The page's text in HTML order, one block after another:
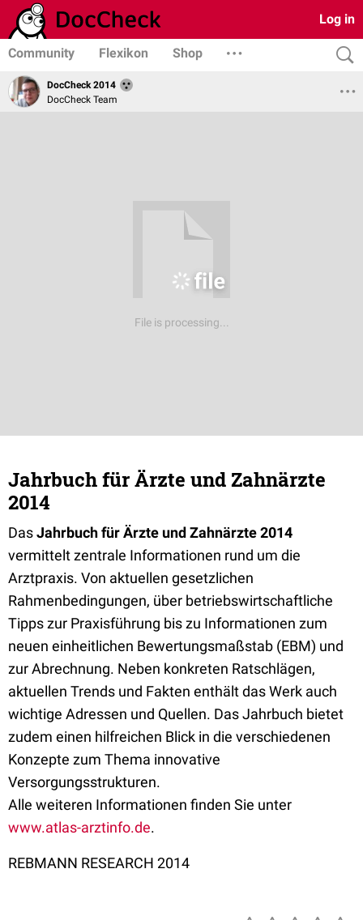
Log in
Community Flexikon Shop
DocCheck 2014
DocCheck Team
File is processing...
Jahrbuch für Ärzte und Zahnärzte
2014
DasJahrbuch für Ärzte und Zahnärzte 2014
vermittelt zentrale Informationen rund um die
Arztpraxis. Von aktuellen gesetzlichen
Rahmenbedingungen, über betriebswirtschaftliche
Tipps zur Praxisführung bis zu Informationen zum
neuen einheitlichen Bewertungsmaßstab (EBM) und
zur Abrechnung. Neben konkreten Ratschlägen,
aktuellen Trends und Fakten enthält das Werk auch
wichtige Adressen und Quellen. Das Jahrbuch bietet
zudem einen hilfreichen Blick in die verschiedenen
Konzepte zum Thema innovative
Versorgungsstrukturen.
Alle weiteren Informationen finden Sie unter
www.atlas-arztinfo.de.
REBMANN RESEARCH 2014